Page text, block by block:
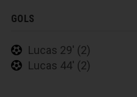
GOLS
Lucas 29' (2)
Lucas 44' (2)